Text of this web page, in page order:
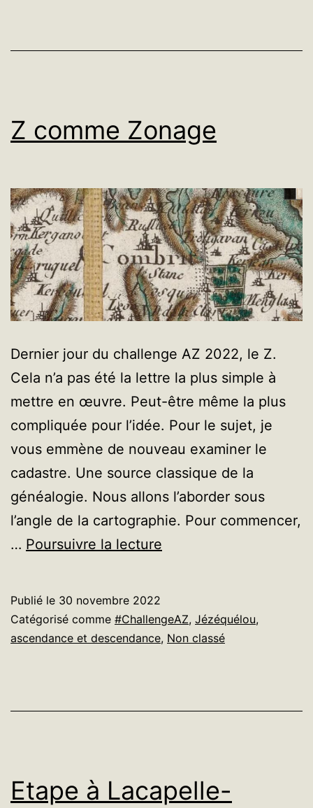
Z comme Zonage
Dernier jour du challenge AZ 2022, le Z.
Cela n’a pas été la lettre la plus simple à
mettre en œuvre. Peut-être même la plus
compliquée pour l’idée. Pour le sujet, je
vous emmène de nouveau examiner le
cadastre. Une source classique de la
généalogie. Nous allons l’aborder sous
l’angle de la cartographie. Pour commencer,
… Poursuivre la lecture
Publié le 30 novembre 2022
Catégorisé comme #ChallengeAZ, Jézéquélou,
ascendance et descendance, Non classé
Etape à Lacapelle-